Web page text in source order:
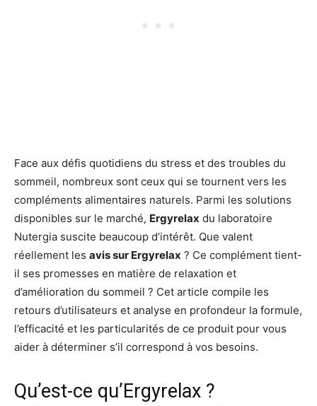
Face aux défis quotidiens du stress et des troubles du
sommeil, nombreux sont ceux qui se tournent vers les
compléments alimentaires naturels. Parmi les solutions
disponibles sur le marché, Ergyrelax du laboratoire
Nutergia suscite beaucoup d’intérêt. Que valent
réellement les avis sur Ergyrelax ? Ce complément tient-
il ses promesses en matière de relaxation et
d’amélioration du sommeil ? Cet article compile les
retours d’utilisateurs et analyse en profondeur la formule,
l’efficacité et les particularités de ce produit pour vous
aider à déterminer s’il correspond à vos besoins.
Qu’est-ce qu’Ergyrelax ?